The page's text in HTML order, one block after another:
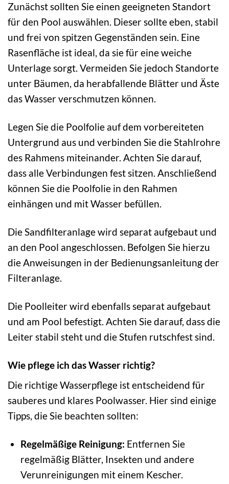
Zunächst sollten Sie einen geeigneten Standort
für den Pool auswählen. Dieser sollte eben, stabil
und frei von spitzen Gegenständen sein. Eine
Rasenfläche ist ideal, da sie für eine weiche
Unterlage sorgt. Vermeiden Sie jedoch Standorte
unter Bäumen, da herabfallende Blätter und Äste
das Wasser verschmutzen können.
Legen Sie die Poolfolie auf dem vorbereiteten
Untergrund aus und verbinden Sie die Stahlrohre
des Rahmens miteinander. Achten Sie darauf,
dass alle Verbindungen fest sitzen. Anschließend
können Sie die Poolfolie in den Rahmen
einhängen und mit Wasser befüllen.
Die Sandfilteranlage wird separat aufgebaut und
an den Pool angeschlossen. Befolgen Sie hierzu
die Anweisungen in der Bedienungsanleitung der
Filteranlage.
Die Poolleiter wird ebenfalls separat aufgebaut
und am Pool befestigt. Achten Sie darauf, dass die
Leiter stabil steht und die Stufen rutschfest sind.
Wie pflege ich das Wasser richtig?
Die richtige Wasserpflege ist entscheidend für
sauberes und klares Poolwasser. Hier sind einige
Tipps, die Sie beachten sollten:
Regelmäßige Reinigung: Entfernen Sie
regelmäßig Blätter, Insekten und andere
Verunreinigungen mit einem Kescher.